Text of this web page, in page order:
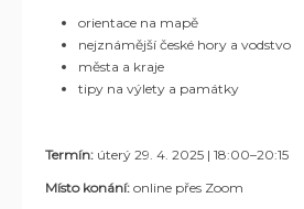
orientace na mapě
nejznámější české hory a vodstvo
města a kraje
tipy na výlety a památky
Termín: úterý 29. 4. 2025 | 18:00–20:15
Místo konání: online přes Zoom